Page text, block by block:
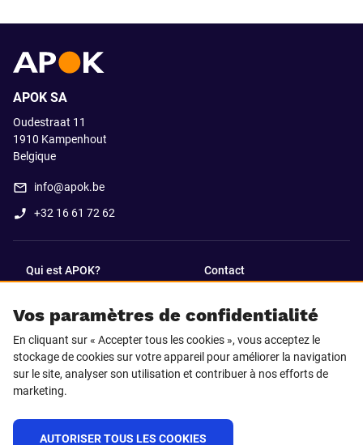
Vos paramètres de confidentialité
En cliquant sur « Accepter tous les cookies », vous acceptez le
stockage de cookies sur votre appareil pour améliorer la navigation
sur le site, analyser son utilisation et contribuer à nos efforts de
marketing.
AUTORISER TOUS LES COOKIES
APOK SA
Oudestraat 11
1910 Kampenhout
Belgique
info@apok.be
+32 16 61 72 62
Qui est APOK? Contact
SUIVEZ-NOUS SUR
Facebook LinkedIn